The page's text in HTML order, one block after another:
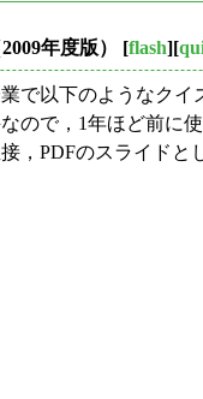
年度版） [flash][
で以下のようなクイ
ので，1年ほど前に
，PDFのスライドと